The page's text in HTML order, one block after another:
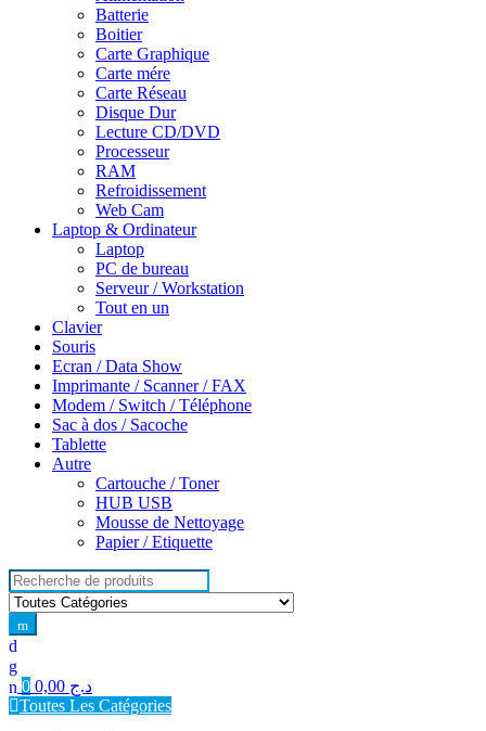
Batterie
Boitier
Carte Graphique
Carte mére
Carte Réseau
Disque Dur
Lecture CD/DVD
Processeur
RAM
Refroidissement
Web Cam
Laptop & Ordinateur
Laptop
PC de bureau
Serveur / Workstation
Tout en un
Clavier
Souris
Ecran / Data Show
Imprimante / Scanner / FAX
Modem / Switch / Téléphone
Sac à dos / Sacoche
Tablette
Autre
Cartouche / Toner
HUB USB
Mousse de Nettoyage
Papier / Etiquette
Search
for:
0 د.ج
Toutes Les Catégories